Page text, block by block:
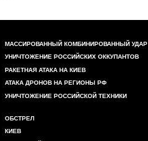
МАССИРОВАННЫЙ КОМБИНИРОВАННЫЙ УДАР
УНИЧТОЖЕНИЕ РОССИЙСКИХ ОККУПАНТОВ
РАКЕТНАЯ АТАКА НА КИЕВ
АТАКА ДРОНОВ НА РЕГИОНЫ РФ
УНИЧТОЖЕНИЕ РОССИЙСКОЙ ТЕХНИКИ
ОБСТРЕЛ
КИЕВ